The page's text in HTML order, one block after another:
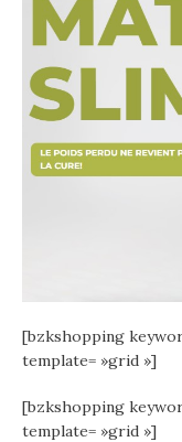
[bzkshopping
template= »grid »]
[bzkshopping
template= »grid »]